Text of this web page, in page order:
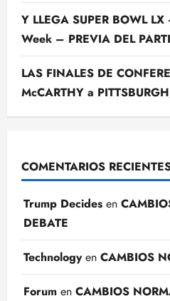
Y LLEGA SUPER BOWL
Week – PREVIA DEL
LAS FINALES DE
McCARTHY a
COMENTARIOS
Trump Decides en
DEBATE
Technologyen CAMBIOS
Forum en CAMBIOS